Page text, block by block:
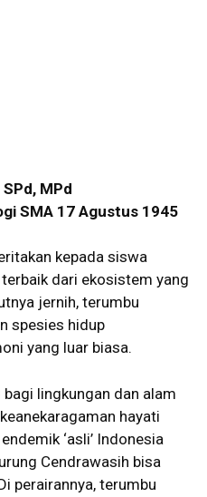
MPd
SMA 17 Agustus 1945
kepada siswa
dari ekosistem yang
jernih, terumbu
spesies hidup
yang luar biasa.
lingkungan dan alam
hayati
‘asli’ Indonesia
Cendrawasih bisa
perairannya, terumbu